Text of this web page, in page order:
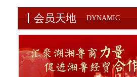
会员天地 DYNAMIC